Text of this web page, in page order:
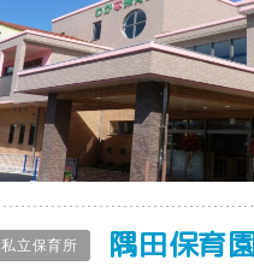
私立保育所 隅田保育